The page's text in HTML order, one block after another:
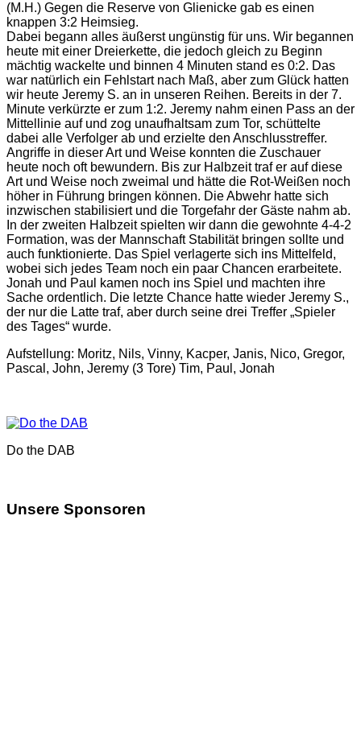
(M.H.) Gegen die Reserve von Glienicke gab es einen
knappen 3:2 Heimsieg.
Dabei begann alles äußerst ungünstig für uns. Wir begannen
heute mit einer Dreierkette, die jedoch gleich zu Beginn
mächtig wackelte und binnen 4 Minuten stand es 0:2. Das
war natürlich ein Fehlstart nach Maß, aber zum Glück hatten
wir heute Jeremy S. an in unseren Reihen. Bereits in der 7.
Minute verkürzte er zum 1:2. Jeremy nahm einen Pass an der
Mittellinie auf und zog unaufhaltsam zum Tor, schüttelte
dabei alle Verfolger ab und erzielte den Anschlusstreffer.
Angriffe in dieser Art und Weise konnten die Zuschauer
heute noch oft bewundern. Bis zur Halbzeit traf er auf diese
Art und Weise noch zweimal und hätte die Rot-Weißen noch
höher in Führung bringen können. Die Abwehr hatte sich
inzwischen stabilisiert und die Torgefahr der Gäste nahm ab.
In der zweiten Halbzeit spielten wir dann die gewohnte 4-4-2
Formation, was der Mannschaft Stabilität bringen sollte und
auch funktionierte. Das Spiel verlagerte sich ins Mittelfeld,
wobei sich jedes Team noch ein paar Chancen erarbeitete.
Jonah und Paul kamen noch ins Spiel und machten ihre
Sache ordentlich. Die letzte Chance hatte wieder Jeremy S.,
der nur die Latte traf, aber durch seine drei Treffer „Spieler
des Tages“ wurde.
Aufstellung: Moritz, Nils, Vinny, Kacper, Janis, Nico, Gregor,
Pascal, John, Jeremy (3 Tore) Tim, Paul, Jonah
Do the DAB
Unsere Sponsoren